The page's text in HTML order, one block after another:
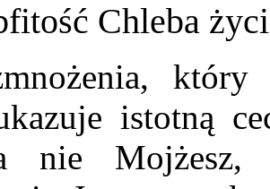
Chleba
który
istotną
nie Mojżesz,